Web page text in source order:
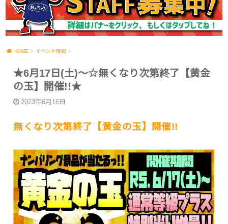
HOME イベント情報
★6月17日(土)～☆無くなり次第終了【黄金
の玉】開催!!★
2023年6月16日
無くなり次第終了【黄金の玉】開催!!